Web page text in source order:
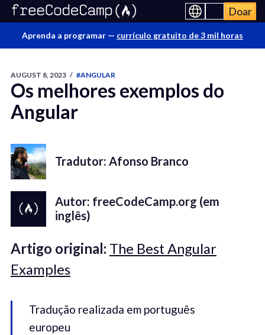
Doar
Aprenda a programar — currículo gratuito de 3 mil horas
AUGUST 8, 2023 / #ANGULAR
Os melhores exemplos do
Angular
Tradutor: Afonso Branco
Autor: freeCodeCamp.org (em
inglês)
Artigo original: The Best Angular
Examples
Tradução realizada em português
europeu